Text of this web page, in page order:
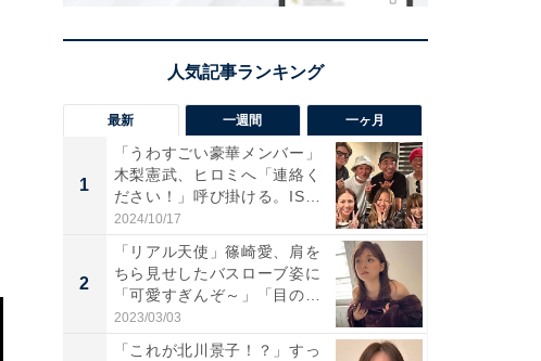
最新 一週間 一ヶ月
1
「うわすごい豪華メンバー」
木梨憲武、ヒロミへ「連絡く
ださい！」呼び掛ける。IS
S...
2024/10/17
2
「リアル天使」篠崎愛、肩を
ちら見せしたバスローブ姿に
「可愛すぎんぞ～」「目の表
情...
2023/03/03
「これが北川景子！？」すっ